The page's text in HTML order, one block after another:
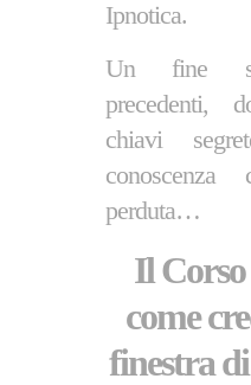
Ipnotica.
Un fine
precedenti,
chiavi
perduta…
Il Corso
come
finestra